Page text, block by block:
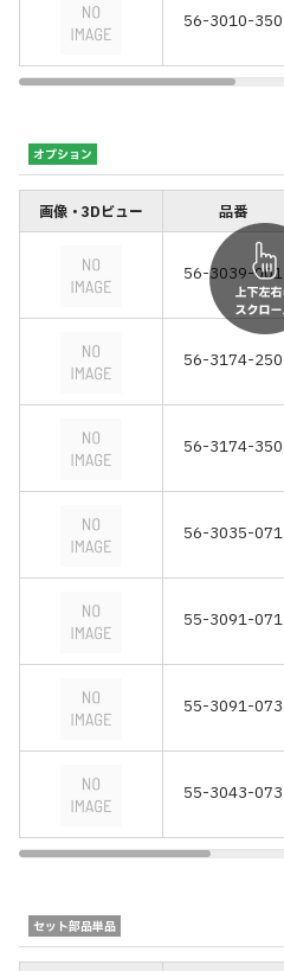
56-3010-350
オプション
画像・3Dビュー 品番
56-3039-001
56-3174-250
56-3174-350
56-3035-071
55-3091-071
55-3091-073
55-3043-073
セット部品単品